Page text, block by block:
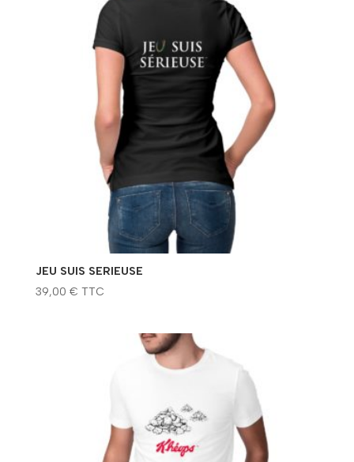
JEU SUIS SERIEUSE
39,00 € TTC